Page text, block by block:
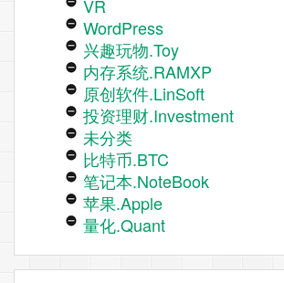
VR
WordPress
兴趣玩物.Toy
内存系统.RAMXP
原创软件.LinSoft
投资理财.Investment
未分类
比特币.BTC
笔记本.NoteBook
苹果.Apple
量化.Quant